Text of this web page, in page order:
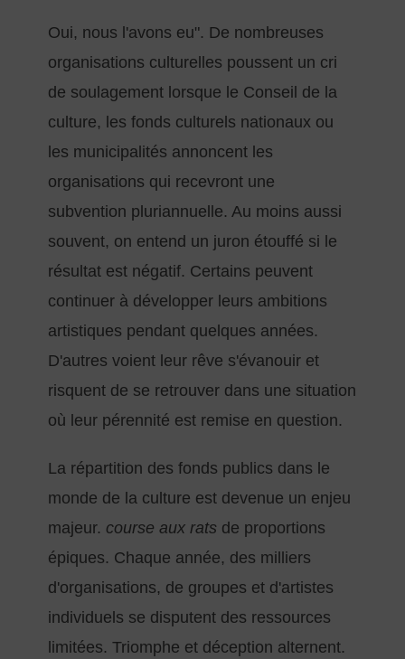
Oui, nous l'avons eu". De nombreuses
organisations culturelles poussent un cri
de soulagement lorsque le Conseil de la
culture, les fonds culturels nationaux ou
les municipalités annoncent les
organisations qui recevront une
subvention pluriannuelle. Au moins aussi
souvent, on entend un juron étouffé si le
résultat est négatif. Certains peuvent
continuer à développer leurs ambitions
artistiques pendant quelques années.
D'autres voient leur rêve s'évanouir et
risquent de se retrouver dans une situation
où leur pérennité est remise en question.
La répartition des fonds publics dans le
monde de la culture est devenue un enjeu
majeur. course aux rats de proportions
épiques. Chaque année, des milliers
d'organisations, de groupes et d'artistes
individuels se disputent des ressources
limitées. Triomphe et déception alternent.